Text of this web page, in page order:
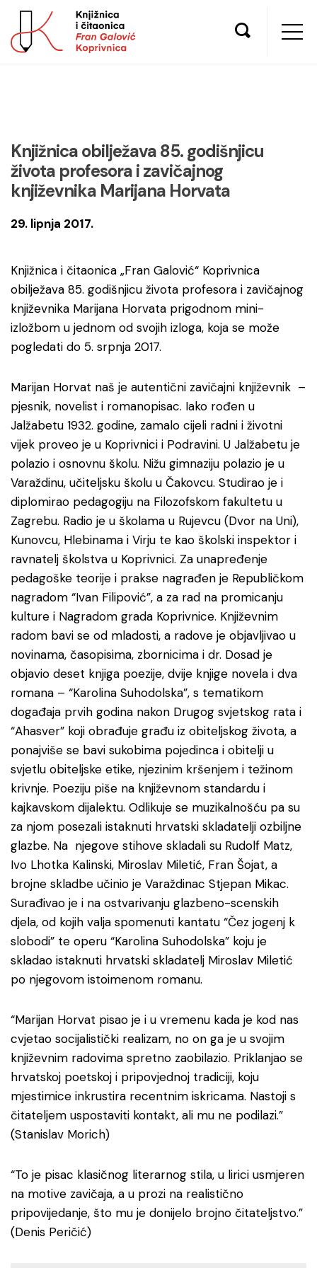
Knjižnica obilježava 85. godišnjicu
života profesora i zavičajnog
književnika Marijana Horvata
29. lipnja 2017.
Knjižnica i čitaonica „Fran Galović“ Koprivnica
obilježava 85. godišnjicu života profesora i zavičajnog
književnika Marijana Horvata prigodnom mini-
izložbom u jednom od svojih izloga, koja se može
pogledati do 5. srpnja 2017.
Marijan Horvat naš je autentični zavičajni književnik –
pjesnik, novelist i romanopisac. Iako rođen u
Jalžabetu 1932. godine, zamalo cijeli radni i životni
vijek proveo je u Koprivnici i Podravini. U Jalžabetu je
polazio i osnovnu školu. Nižu gimnaziju polazio je u
Varaždinu, učiteljsku školu u Čakovcu. Studirao je i
diplomirao pedagogiju na Filozofskom fakultetu u
Zagrebu. Radio je u školama u Rujevcu (Dvor na Uni),
Kunovcu, Hlebinama i Virju te kao školski inspektor i
ravnatelj školstva u Koprivnici. Za unapređenje
pedagoške teorije i prakse nagrađen je Republičkom
nagradom “Ivan Filipović”, a za rad na promicanju
kulture i Nagradom grada Koprivnice. Književnim
radom bavi se od mladosti, a radove je objavljivao u
novinama, časopisima, zbornicima i dr. Dosad je
objavio deset knjiga poezije, dvije knjige novela i dva
romana – “Karolina Suhodolska”, s tematikom
događaja prvih godina nakon Drugog svjetskog rata i
“Ahasver” koji obrađuje građu iz obiteljskog života, a
ponajviše se bavi sukobima pojedinca i obitelji u
svjetlu obiteljske etike, njezinim kršenjem i težinom
krivnje. Poeziju piše na književnom standardu i
kajkavskom dijalektu. Odlikuje se muzikalnošću pa su
za njom posezali istaknuti hrvatski skladatelji ozbiljne
glazbe. Na njegove stihove skladali su Rudolf Matz,
Ivo Lhotka Kalinski, Miroslav Miletić, Fran Šojat, a
brojne skladbe učinio je Varaždinac Stjepan Mikac.
Surađivao je i na ostvarivanju glazbeno-scenskih
djela, od kojih valja spomenuti kantatu “Čez jogenj k
slobodi” te operu “Karolina Suhodolska” koju je
skladao istaknuti hrvatski skladatelj Miroslav Miletić
po njegovom istoimenom romanu.
“Marijan Horvat pisao je i u vremenu kada je kod nas
cvjetao socijalistički realizam, no on ga je u svojim
književnim radovima spretno zaobilazio. Priklanjao se
hrvatskoj poetskoj i pripovjednoj tradiciji, koju
mjestimice inkrustira recentnim iskricama. Nastoji s
čitateljem uspostaviti kontakt, ali mu ne podilazi.”
(Stanislav Morich)
“To je pisac klasičnog literarnog stila, u lirici usmjeren
na motive zavičaja, a u prozi na realistično
pripovijedanje, što mu je donijelo brojno čitateljstvo.”
(Denis Peričić)